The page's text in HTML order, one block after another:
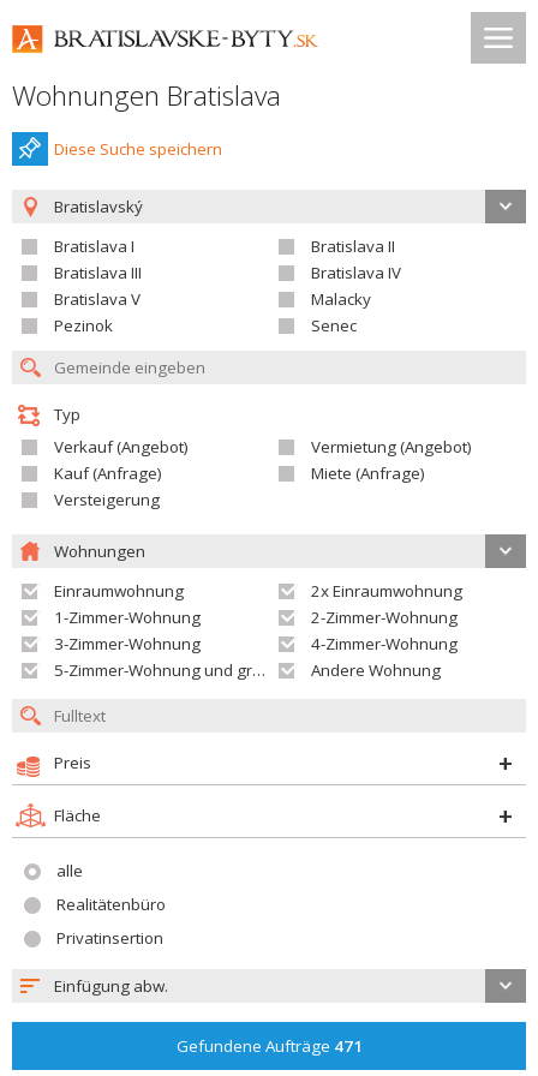
Wohnungen Bratislava
Diese Suche speichern
Bratislavský
Bratislava I
Bratislava II
Bratislava III
Bratislava IV
Bratislava V
Malacky
Pezinok
Senec
Typ
Verkauf (Angebot)
Vermietung (Angebot)
Kauf (Anfrage)
Miete (Anfrage)
Versteigerung
Wohnungen
Einraumwohnung
2x Einraumwohnung
1-Zimmer-Wohnung
2-Zimmer-Wohnung
3-Zimmer-Wohnung
4-Zimmer-Wohnung
5-Zimmer-Wohnung und größer
Andere Wohnung
Preis
Fläche
alle
Realitätenbüro
Privatinsertion
Einfügung abw.
Gefundene Aufträge 471